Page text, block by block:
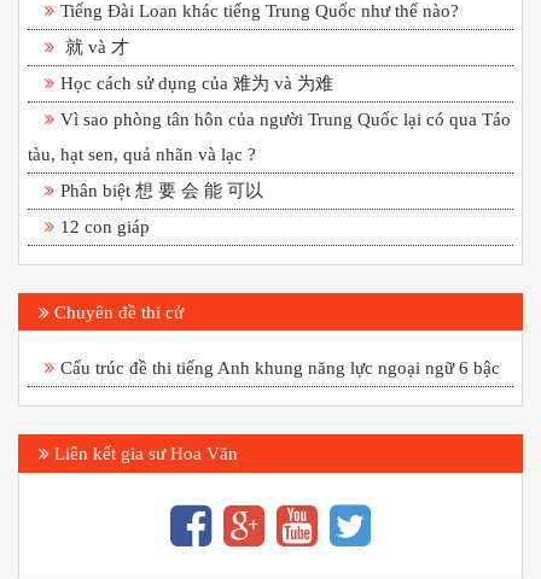
Tiếng Đài Loan khác tiếng Trung Quốc như thế nào?
就 và 才
Học cách sử dụng của 难为 và 为难
Vì sao phòng tân hôn của người Trung Quốc lại có qua Táo
tàu, hạt sen, quả nhãn và lạc ?
Phân biệt 想 要 会 能 可以
12 con giáp
Chuyên đề thi cử
Cấu trúc đề thi tiếng Anh khung năng lực ngoại ngữ 6 bậc
Liên kết gia sư Hoa Văn